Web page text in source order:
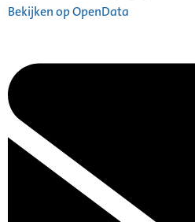
Bekijken op OpenData